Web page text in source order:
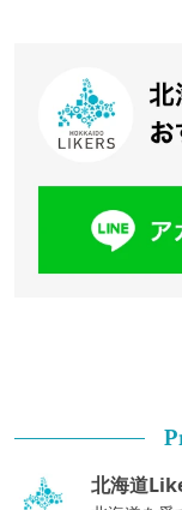
北海道